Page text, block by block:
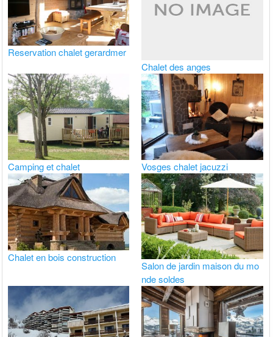
Reservation chalet gerardmer
Chalet des anges
Camping et chalet Vosges chalet jacuzzi
Chalet en bois construction
Salon de jardin maison du mo
nde soldes